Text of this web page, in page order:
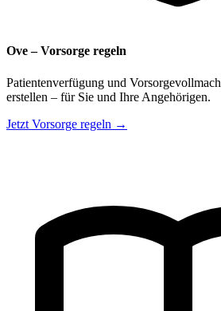
Ove – Vorsorge regeln
Patientenverfügung und
erstellen – für Sie und Ihre Angehörigen.
Jetzt Vorsorge regeln →